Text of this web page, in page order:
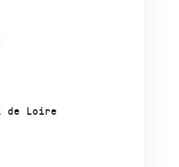
de Loire